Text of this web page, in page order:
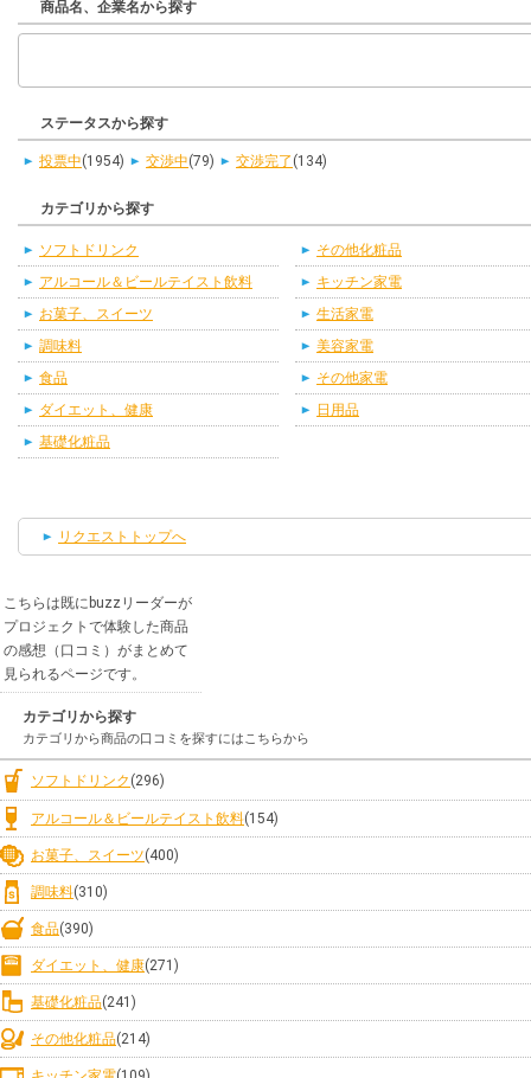
商品名、企業名から探す
ステータスから探す
投票中(1954) 交渉中(79) 交渉完了 (134)
カテゴリから探す
ソフトドリンク
アルコール＆ビールテイスト飲料
お菓子、スイーツ
調味料
食品
ダイエット、健康
基礎化粧品
その他化粧品
キッチン家電
生活家電
美容家電
その他家電
日用品
リクエストトップへ
こちらは既にbuzzリーダーが
プロジェクトで体験した商品
の感想（口コミ）がまとめて
見られるページです。
カテゴリから探す
カテゴリから商品の口コミを探すにはこちらから
ソフトドリンク (296)
アルコール＆ビールテイスト飲料(154)
お菓子、スイーツ(400)
調味料(310)
食品(390)
ダイエット、健康(271)
基礎化粧品(241)
その他化粧品(214)